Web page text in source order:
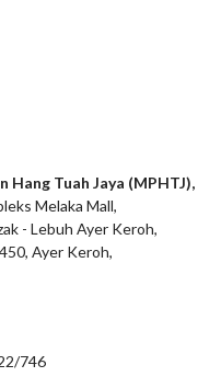
Hang Tuah Jaya (MPHTJ),
Melaka Mall,
- Lebuh Ayer Keroh,
Ayer Keroh,
746